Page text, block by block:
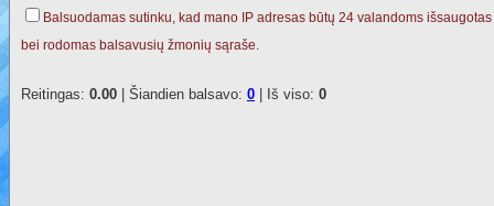
Balsuodamas sutinku, kad mano IP adresas būtų 24 valandoms išsaugotas
bei rodomas balsavusių žmonių sąraše.
Reitingas: 0.00 | Šiandien balsavo: 0 | Iš viso: 0